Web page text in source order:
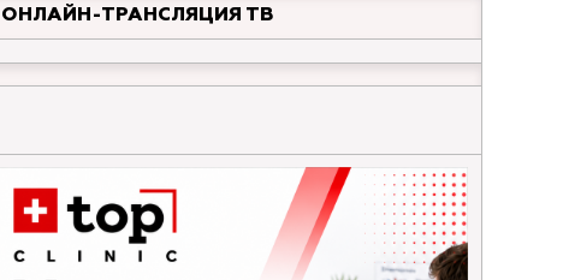
ОНЛАЙН-ТРАНСЛЯЦИЯ ТВ